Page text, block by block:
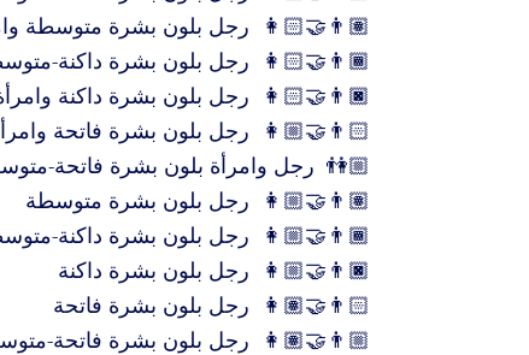
👩🏻‍🤝‍👨🏽
رجل بلون بشرة متوسطة
👩🏻‍🤝‍👨🏾
رجل بلون بشرة داكنة-
👩🏻‍🤝‍👨🏿
رجل بلون بشرة داكنة
👩🏼‍🤝‍👨🏻
رجل بلون بشرة فاتحة
👫🏼 رجل وامرأة بلون بشرة فاتحة-
👩🏼‍🤝‍👨🏽
رجل بلون بشرة متوسطة
👩🏼‍🤝‍👨🏾
رجل بلون بشرة داكنة-
👩🏼‍🤝‍👨🏿
رجل بلون بشرة داكنة
👩🏽‍🤝‍👨🏻
رجل بلون بشرة فاتحة
👩🏽‍🤝‍👨🏼
رجل بلون بشرة فاتحة-